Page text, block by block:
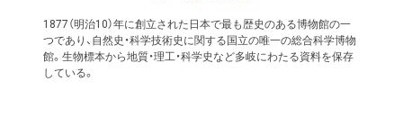
1877（明治10）年に創立された日本で最も歴史のある博物館の一
つであり、自然史・科学技術史に関する国立の唯一の総合科学博物
館。生物標本から地質・理工・科学史など多岐にわたる資料を保存
している。